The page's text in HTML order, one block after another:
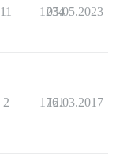
11 1234
05.05.2023
2 1761
12.03.2017